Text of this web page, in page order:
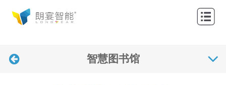
智慧图书馆